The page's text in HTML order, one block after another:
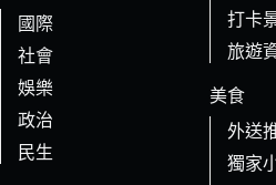
國際
社會
娛樂
政治
民生
打卡
旅遊
美食
外送
獨家